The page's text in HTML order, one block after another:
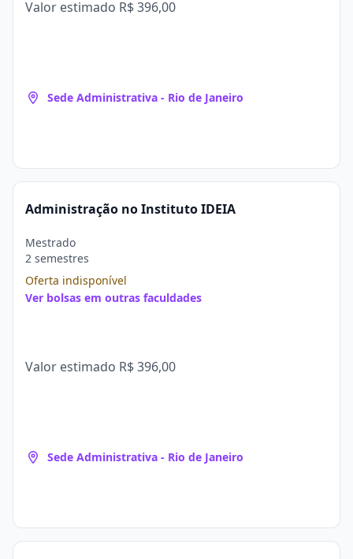
Valor estimado R$ 396,00
Sede Administrativa - Rio de Janeiro
Administração no Instituto IDEIA
Mestrado
2 semestres
Oferta indisponível
Ver bolsas em outras faculdades
Valor estimado R$ 396,00
Sede Administrativa - Rio de Janeiro